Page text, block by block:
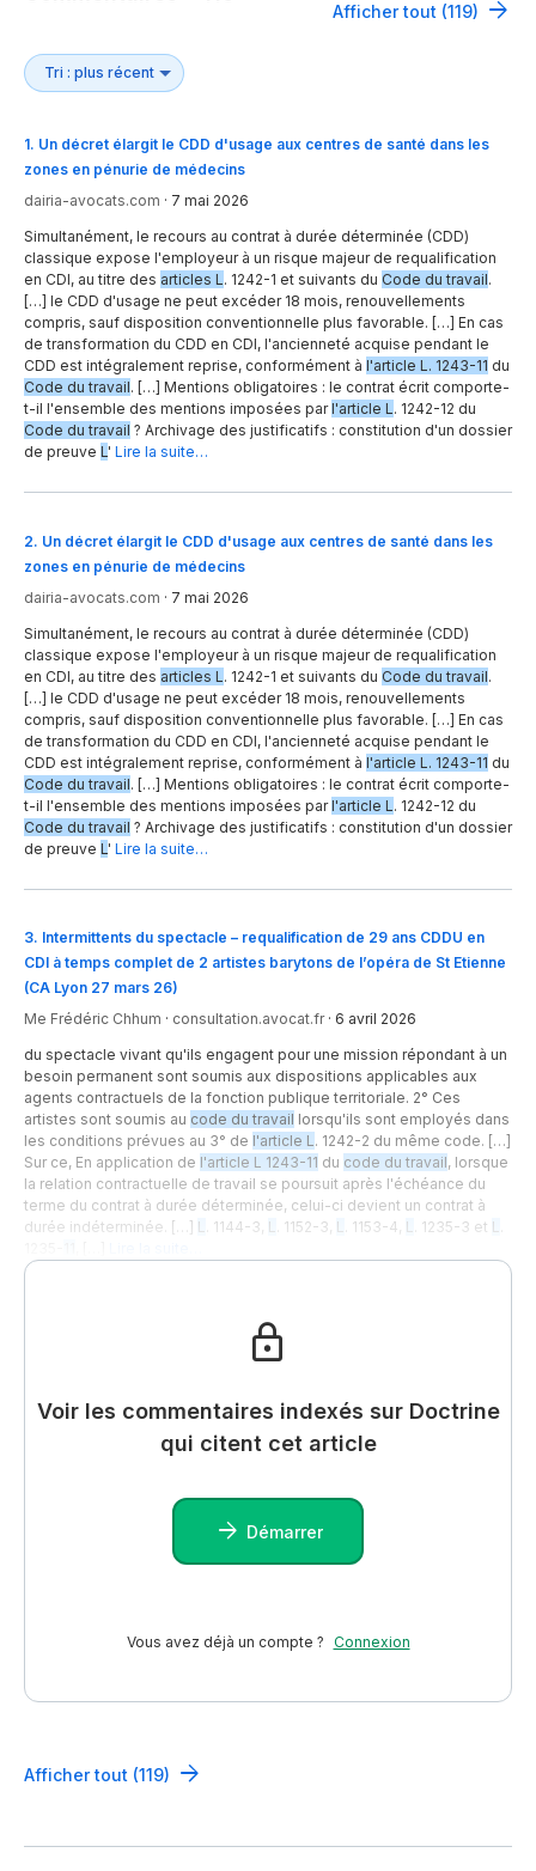
Afficher tout (119)
1. Un décret élargit le CDD d'usage aux centres de santé dans les
zones en pénurie de médecins
dairia-avocats.com · 7 mai 2026
Simultanément, le recours au contrat à durée déterminée (CDD)
classique expose l'employeur à un risque majeur de requalification
en CDI, au titre des articles L. 1242-1 et suivants du Code du travail.
[…] le CDD d'usage ne peut excéder 18 mois, renouvellements
compris, sauf disposition conventionnelle plus favorable. […] En cas
de transformation du CDD en CDI, l'ancienneté acquise pendant le
CDD est intégralement reprise, conformément à l'article L. 1243-11 du
Code du travail. […] Mentions obligatoires : le contrat écrit comporte-
t-il l'ensemble des mentions imposées parl'article L. 1242-12 du
Code du travail ? Archivage des justificatifs : constitution d'un dossier
de preuve L' Lire la suite…
2. Un décret élargit le CDD d'usage aux centres de santé dans les
zones en pénurie de médecins
dairia-avocats.com · 7 mai 2026
Simultanément, le recours au contrat à durée déterminée (CDD)
classique expose l'employeur à un risque majeur de requalification
en CDI, au titre des articles L . 1242-1 et suivants du Code du travail.
[…] le CDD d'usage ne peut excéder 18 mois, renouvellements
compris, sauf disposition conventionnelle plus favorable. […] En cas
de transformation du CDD en CDI, l'ancienneté acquise pendant le
CDD est intégralement reprise, conformément à l'article L. 1243-11 du
Code du travail. […] Mentions obligatoires : le contrat écrit comporte-
t-il l'ensemble des mentions imposées parl'article L . 1242-12 du
Code du travail ? Archivage des justificatifs : constitution d'un dossier
de preuve L ' Lire la suite…
3. Intermittents du spectacle – requalification de 29 ans CDDU en
CDI à temps complet de 2 artistes barytons de l’opéra de St Etienne
(CA Lyon 27 mars 26)
Me Frédéric Chhum · consultation.avocat.fr· 6 avril 2026
du spectacle vivant qu'ils engagent pour une mission répondant à un
besoin permanent sont soumis aux dispositions applicables aux
agents contractuels de la fonction publique territoriale. 2° Ces
artistes sont soumis au code du travail lorsqu'ils sont employés dans
les conditions prévues au 3° de l'article L. 1242-2 du même code. […]
Sur ce, En application de l'article L 1243-11 du code du travail, lorsque
la relation contractuelle de travail se poursuit après l'échéance du
terme du contrat à durée déterminée, celui-ci devient un contrat à
durée indéterminée. […] L . 1144-3, L . 1152-3, L . 1153-4, L . 1235-3 et L
Voir les commentaires indexés sur Doctrine
qui citent cet article
Démarrer
Vous avez déjà un compte ? Connexion
Afficher tout (119)